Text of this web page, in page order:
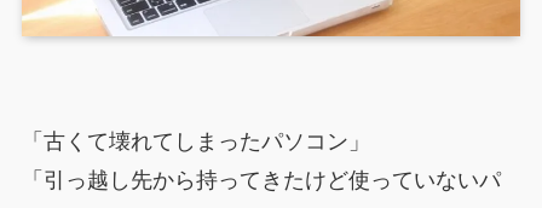
「古くて壊れてしまったパソコン」
「引っ越し先から持ってきたけど使っていないパ